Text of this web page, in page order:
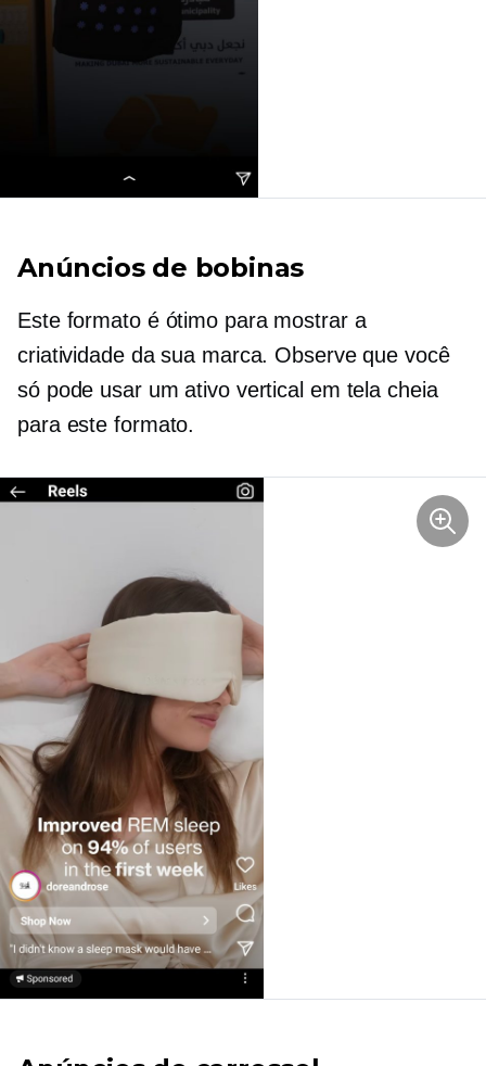
Anúncios de bobinas
Este formato é ótimo para mostrar a
criatividade da sua marca. Observe que você
só pode usar um ativo vertical em tela cheia
para este formato.